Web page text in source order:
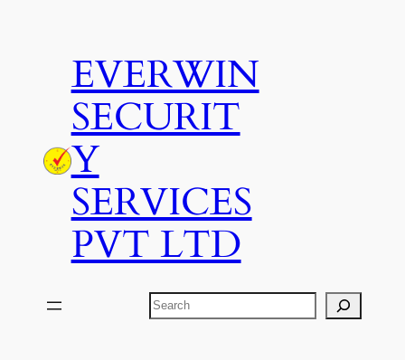
EVERWIN
SECURIT
Y
SERVICES
PVT LTD
Search